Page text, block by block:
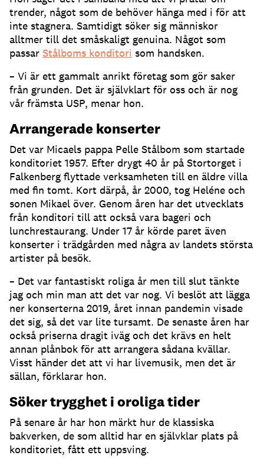
trender, något som de behöver hänga med i för att
inte stagnera. Samtidigt söker sig människor
alltmer till det småskaligt genuina. Något som
passar Stålboms konditori som handsken.
– Vi är ett gammalt anrikt företag som gör saker
från grunden. Det är självklart för oss och är nog
vår främsta USP, menar hon.
Arrangerade konserter
Det var Micaels pappa Pelle Stålbom som startade
konditoriet 1957. Efter drygt 40 år på Stortorget i
Falkenberg flyttade verksamheten till en äldre villa
med fin tomt. Kort därpå, år 2000, tog Heléne och
sonen Mikael över. Genom åren har det utvecklats
från konditori till att också vara bageri och
lunchrestaurang. Under 17 år körde paret även
konserter i trädgården med några av landets största
artister på besök.
– Det var fantastiskt roliga år men till slut tänkte
jag och min man att det var nog. Vi beslöt att lägga
ner konserterna 2019, året innan pandemin visade
det sig, så det var lite tursamt. De senaste åren har
också priserna dragit iväg och det krävs en helt
annan plånbok för att arrangera sådana kvällar.
Visst händer det att vi har livemusik, men det är
sällan, förklarar hon.
Söker trygghet i oroliga tider
På senare år har hon märkt hur de klassiska
bakverken, de som alltid har en självklar plats på
konditoriet, fått ett uppsving.